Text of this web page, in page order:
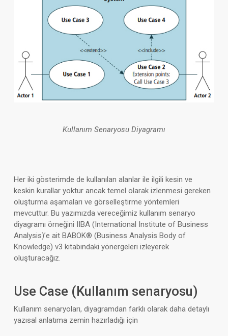
Kullanım Senaryosu Diyagramı
Her iki gösterimde de kullanılan alanlar ile ilgili kesin ve
keskin kurallar yoktur ancak temel olarak izlenmesi gereken
oluşturma aşamaları ve görselleştirme yöntemleri
mevcuttur. Bu yazımızda vereceğimiz kullanım senaryo
diyagramı örneğini IIBA (International Institute of Business
Analysis)’e ait BABOK® (Business Analysis Body of
Knowledge) v3 kitabındaki yönergeleri izleyerek
oluşturacağız.
Use Case (Kullanım senaryosu)
Kullanım senaryoları, diyagramdan farklı olarak daha detaylı
yazısal anlatıma zemin hazırladığı için